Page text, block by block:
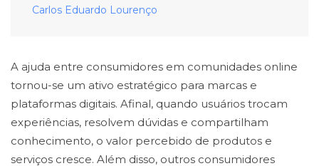
Carlos Eduardo Lourenço
A ajuda entre consumidores em comunidades online
tornou-se um ativo estratégico para marcas e
plataformas digitais. Afinal, quando usuários trocam
experiências, resolvem dúvidas e compartilham
conhecimento, o valor percebido de produtos e
serviços cresce. Além disso, outros consumidores